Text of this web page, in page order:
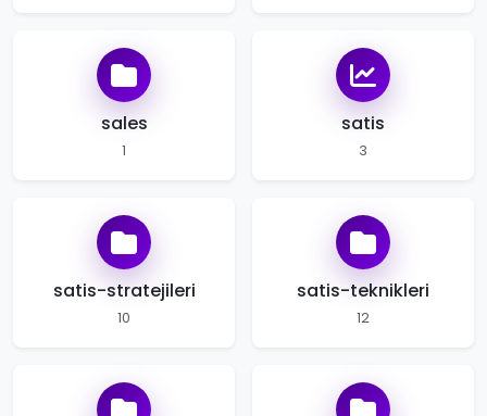
sales
1
satis
3
satis-stratejileri
10
satis-teknikleri
12